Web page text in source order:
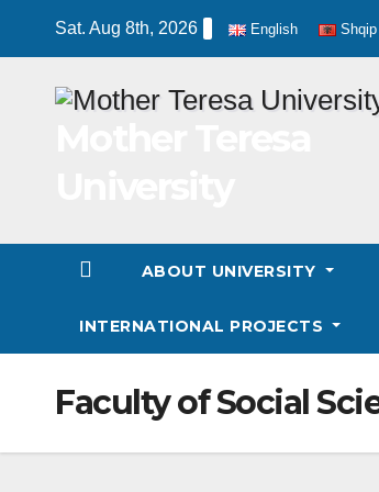
Sat. Aug 8th, 2026 English Shqip
ABOUT UNIVERSITY
INTERNATIONAL PROJECTS
Faculty of Social